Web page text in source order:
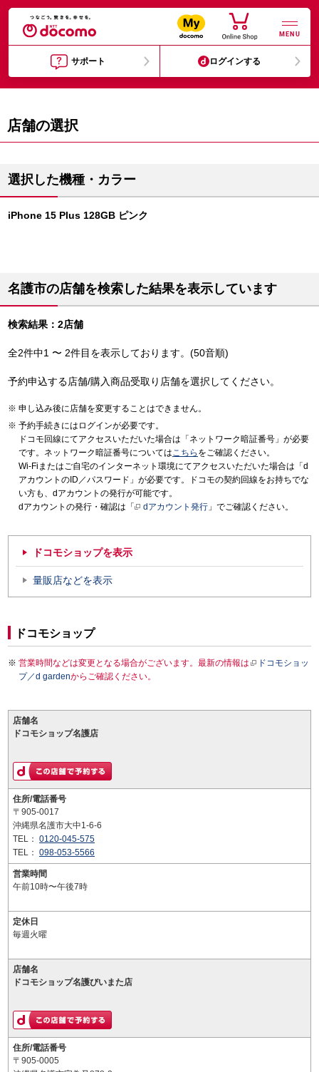
MENU
サポート ログインする
店舗の選択
選択した機種・カラー
iPhone 15 Plus 128GB ピンク
名護市の店舗を検索した結果を表示しています
検索結果：2店舗
全2件中1 〜 2件目を表示しております。(50音順)
予約申込する店舗/購入商品受取り店舗を選択してください。
申し込み後に店舗を変更することはできません。
予約手続きにはログインが必要です。
ドコモ回線にてアクセスいただいた場合は「ネットワーク暗証番号」が必要
です。ネットワーク暗証番号についてはこちら をご確認ください。
Wi-Fiまたはご自宅のインターネット環境にてアクセスいただいた場合は「d
アカウントのID／パスワード」が必要です。ドコモの契約回線をお持ちでな
い方も、dアカウントの発行が可能です。
dアカウントの発行・確認は「
dアカウント発行 」でご確認ください。
ドコモショップを表示
量販店などを表示
ドコモショップ
営業時間などは変更となる場合がございます。最新の情報は
ドコモショッ
プ／d gardenからご確認ください。
店舗名
ドコモショップ名護店
住所/電話番号
〒905-0017
沖縄県名護市大中1-6-6
TEL： 0120-045-575
TEL： 098-053-5566
営業時間
午前10時〜午後7時
定休日
毎週火曜
店舗名
ドコモショップ名護びいまた店
住所/電話番号
〒905-0005